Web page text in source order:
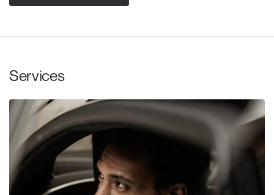
Services